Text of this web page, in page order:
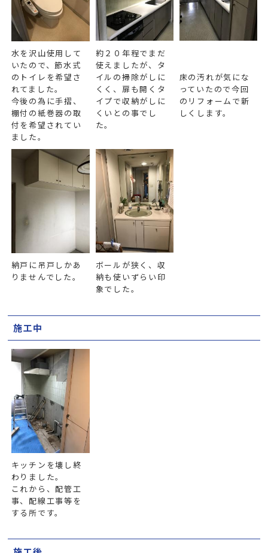
水を沢山使用して
いたので、節水式
のトイレを希望さ
れてました。
今後の為に手摺、
棚付の紙巻器の取
付を希望されてい
ました。
約２０年程でまだ
使えましたが、タ
イルの掃除がしに
くく、扉も開くタ
イプで収納がしに
くいとの事でし
た。
床の汚れが気にな
っていたので今回
のリフォームで新
しくします。
納戸に吊戸しかあ
りませんでした。
ボールが狭く、収
納も使いずらい印
象でした。
施工中
キッチンを壊し終
わりました。
これから、配管工
事、配線工事等を
する所です。